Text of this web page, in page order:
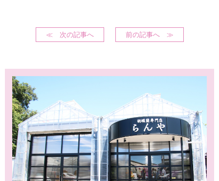
≪ 次の記事へ 前の記事へ ≫